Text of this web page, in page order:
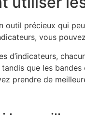
outil précieux qui
vous
d’indicateurs,
que les
prendre de